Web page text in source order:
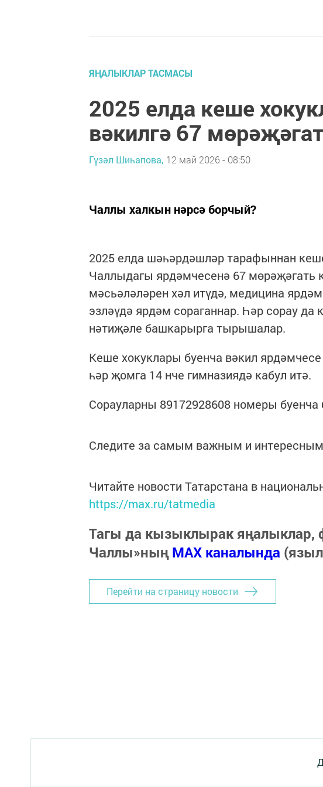
ЯҢАЛЫКЛАР ТАСМАСЫ
2025 елда кеше
вәкилгә 67
Гүзәл Шиһапова, 12 май 2026 - 08:50
Чаллы халкын нәрсә борчый?
2025 елда шәһәрдәшләр тарафыннан
Чаллыдагы ярдәмчесенә 67 мөрәҗәгать
мәсьәләләрен хәл итүдә, медицина
эзләүдә ярдәм сораганнар. Һәр сорау да
нәтиҗәле башкарырга тырышалар.
Кеше хокуклары буенча вәкил
һәр җомга 14 нче гимназиядә кабул итә.
Сорауларны 89172928608 номеры буенча
Следите за самым важным и
Читайте новости Татарстана в
https://max.ru/tatmedia
Тагы да кызыклырак яңалыклар,
Чаллы»ныңMAX каналында
Перейти на страницу новости